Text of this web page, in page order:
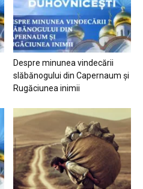
Despre minunea vindecării
slăbănogului din Capernaum și
Rugăciunea inimii